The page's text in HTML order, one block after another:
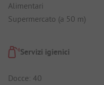
Alimentari
Supermercato (a 50 m)
Servizi igienici
Docce: 40